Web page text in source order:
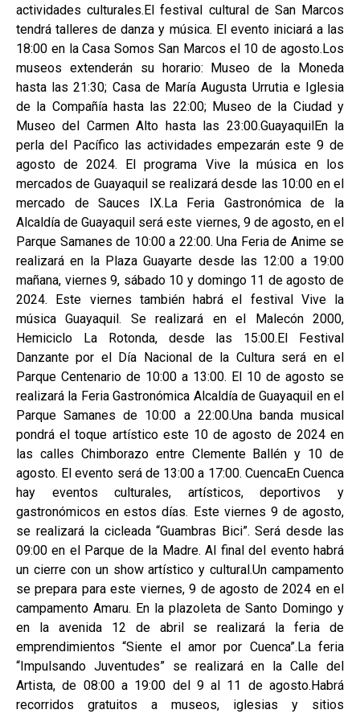
actividades culturales.El festival cultural de San Marcos
tendrá talleres de danza y música. El evento iniciará a las
18:00 en la Casa Somos San Marcos el 10 de agosto.Los
museos extenderán su horario: Museo de la Moneda
hasta las 21:30; Casa de María Augusta Urrutia e Iglesia
de la Compañía hasta las 22:00; Museo de la Ciudad y
Museo del Carmen Alto hasta las 23:00.GuayaquilEn la
perla del Pacífico las actividades empezarán este 9 de
agosto de 2024. El programa Vive la música en los
mercados de Guayaquil se realizará desde las 10:00 en el
mercado de Sauces IX.La Feria Gastronómica de la
Alcaldía de Guayaquil será este viernes, 9 de agosto, en el
Parque Samanes de 10:00 a 22:00. Una Feria de Anime se
realizará en la Plaza Guayarte desde las 12:00 a 19:00
mañana, viernes 9, sábado 10 y domingo 11 de agosto de
2024. Este viernes también habrá el festival Vive la
música Guayaquil. Se realizará en el Malecón 2000,
Hemiciclo La Rotonda, desde las 15:00.El Festival
Danzante por el Día Nacional de la Cultura será en el
Parque Centenario de 10:00 a 13:00. El 10 de agosto se
realizará la Feria Gastronómica Alcaldía de Guayaquil en el
Parque Samanes de 10:00 a 22:00.Una banda musical
pondrá el toque artístico este 10 de agosto de 2024 en
las calles Chimborazo entre Clemente Ballén y 10 de
agosto. El evento será de 13:00 a 17:00. CuencaEn Cuenca
hay eventos culturales, artísticos, deportivos y
gastronómicos en estos días. Este viernes 9 de agosto,
se realizará la cicleada “Guambras Bici”. Será desde las
09:00 en el Parque de la Madre. Al final del evento habrá
un cierre con un show artístico y cultural.Un campamento
se prepara para este viernes, 9 de agosto de 2024 en el
campamento Amaru. En la plazoleta de Santo Domingo y
en la avenida 12 de abril se realizará la feria de
emprendimientos “Siente el amor por Cuenca”.La feria
“Impulsando Juventudes” se realizará en la Calle del
Artista, de 08:00 a 19:00 del 9 al 11 de agosto.Habrá
recorridos gratuitos a museos, iglesias y sitios